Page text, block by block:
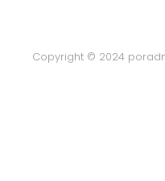
Copyright © 2024